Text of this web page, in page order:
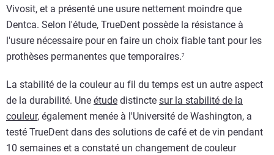
Vivosit, et a présenté une usure nettement moindre que
Dentca. Selon l'étude, TrueDent possède la résistance à
l'usure nécessaire pour en faire un choix fiable tant pour les
prothèses permanentes que temporaires.7
La stabilité de la couleur au fil du temps est un autre aspect
de la durabilité. Une étude distincte sur la stabilité de la
couleur, également menée à l'Université de Washington, a
testé TrueDent dans des solutions de café et de vin pendant
10 semaines et a constaté un changement de couleur